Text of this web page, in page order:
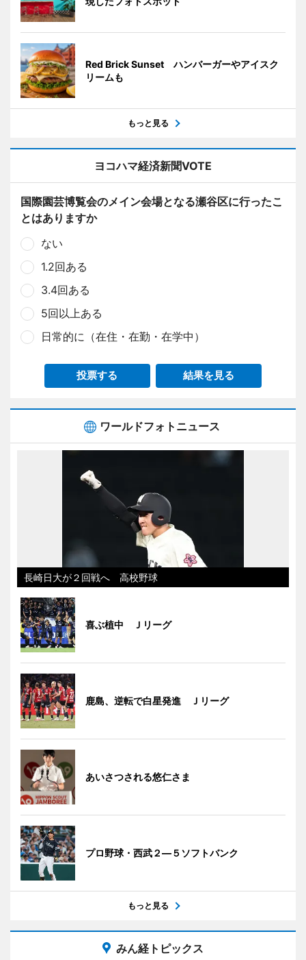
Red Brick Sunset ハンバーガーやアイスク
リームも
もっと見る
ヨコハマ経済新聞VOTE
国際園芸博覧会のメイン会場となる瀬谷区に行ったこ
とはありますか
ない
1.2回ある
3.4回ある
5回以上ある
日常的に（在住・在勤・在学中）
投票する 結果を見る
ワールドフォトニュース
長崎日大が２回戦へ 高校野球
喜ぶ植中 Ｊリーグ
鹿島、逆転で白星発進 Ｊリーグ
あいさつされる悠仁さま
プロ野球・西武２―５ソフトバンク
もっと見る
みん経トピックス